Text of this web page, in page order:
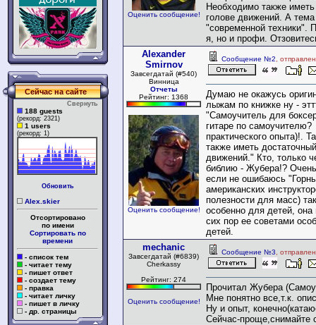
Сейчас на сайте
Свернуть
188 guests
(рекорд: 2321)
1 users
(рекорд: 1)
Обновить
Alex.skier
Отсортировано
по имени
Сортировать по
времени
- список тем
- читает тему
- пишет ответ
- создает тему
- правка
- читает личку
- пишет в личку
- др. страницы
Оценить сообщение!
Необходимо также
голове движений. А
"современной техники".
я, но и профи.
Alexander
Smirnov
Завсегдатай (#540)
Винница
Отчеты
Рейтинг: 1368
Оценить сообщение!
Сообщение №2 ,
Думаю не окажусь
лыжам по книжке ну -
"Самоучитель для
гитаре по самоучителю?
практического опыта)!.
также иметь
движений." Кто, только
библию - Жубера!?
если не ошибаюсь
американских
полезности для масс)
особенно для детей,
сих пор ее советами
детей.
mechanic
Завсегдатай (#6839)
Cherkassy
Рейтинг: 274
Оценить сообщение!
Сообщение №3 ,
Прочитал Жубера
Мне понятно все,т.к.
Ну и опыт,
Сейчас-проще,снимайте